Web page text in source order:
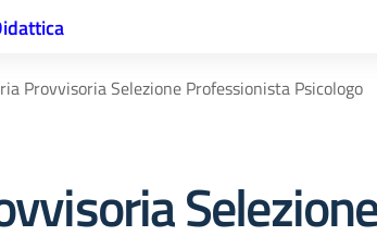
Provvisoria Selezione Professionista Psicologo